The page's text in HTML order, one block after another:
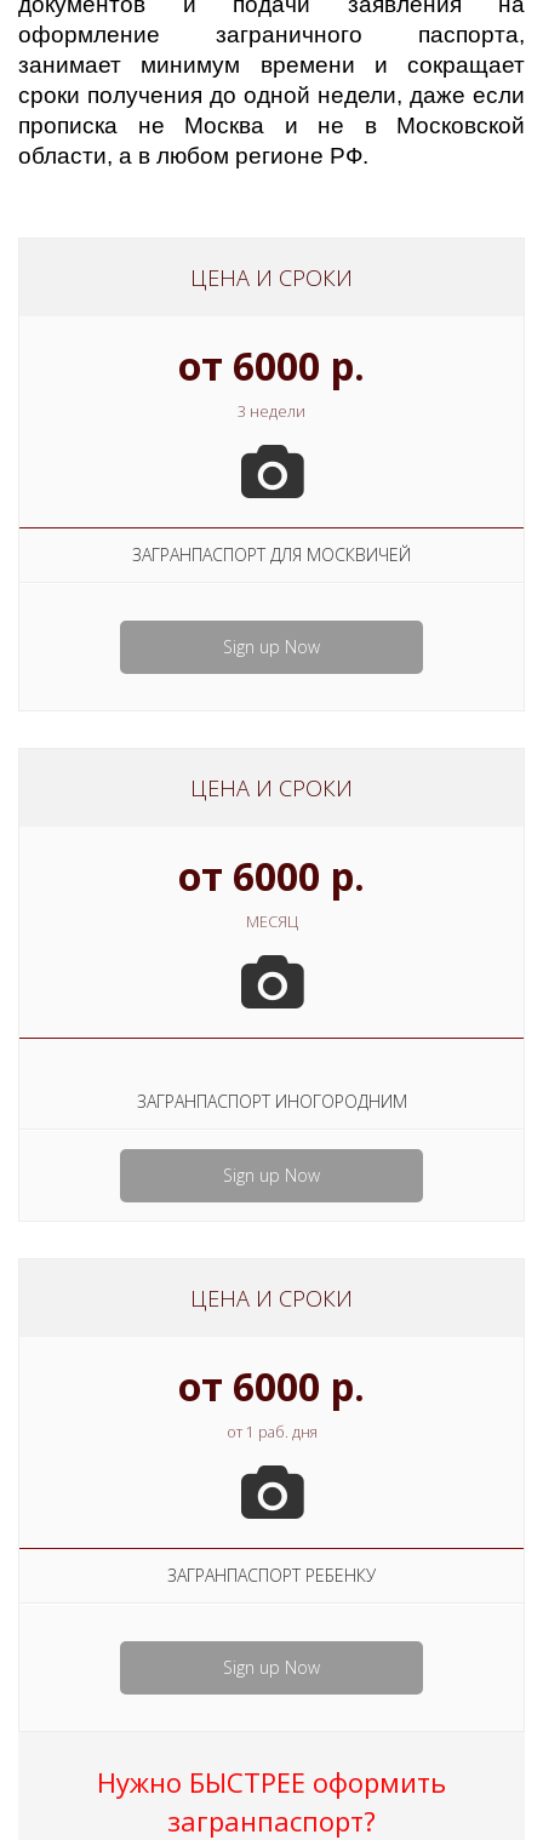
оформление заграничного паспорта,
занимает минимум времени и сокращает
сроки получения до одной недели, даже если
прописка не Москва и не в Московской
области, а в любом регионе РФ.
ЦЕНА И СРОКИ
от 6000 р.
3 недели
ЗАГРАНПАСПОРТ ДЛЯ МОСКВИЧЕЙ
Sign up Now
ЦЕНА И СРОКИ
от 6000 р.
МЕСЯЦ
ЗАГРАНПАСПОРТ ИНОГОРОДНИМ
Sign up Now
ЦЕНА И СРОКИ
от 6000 р.
от 1 раб. дня
ЗАГРАНПАСПОРТ РЕБЕНКУ
Sign up Now
Нужно БЫСТРЕЕ оформить
загранпаспорт?